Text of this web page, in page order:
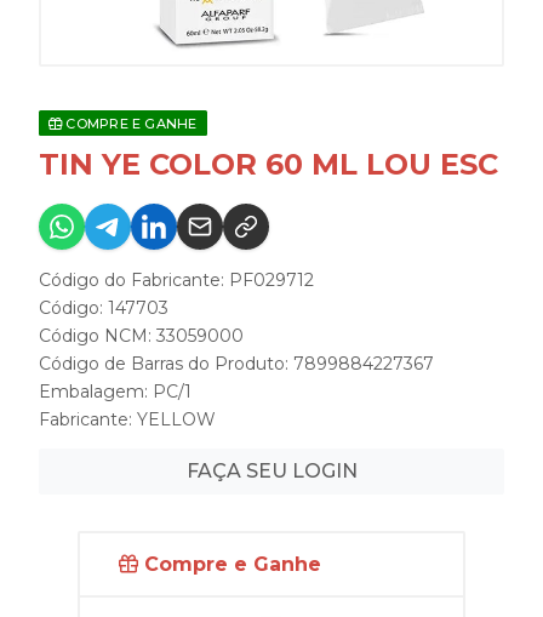
COMPRE E GANHE
TIN YE COLOR 60 ML LOU ESC
Código do Fabricante: PF029712
Código: 147703
Código NCM: 33059000
Código de Barras do Produto: 7899884227367
Embalagem: PC/1
Fabricante: YELLOW
FAÇA SEU LOGIN
Compre e Ganhe